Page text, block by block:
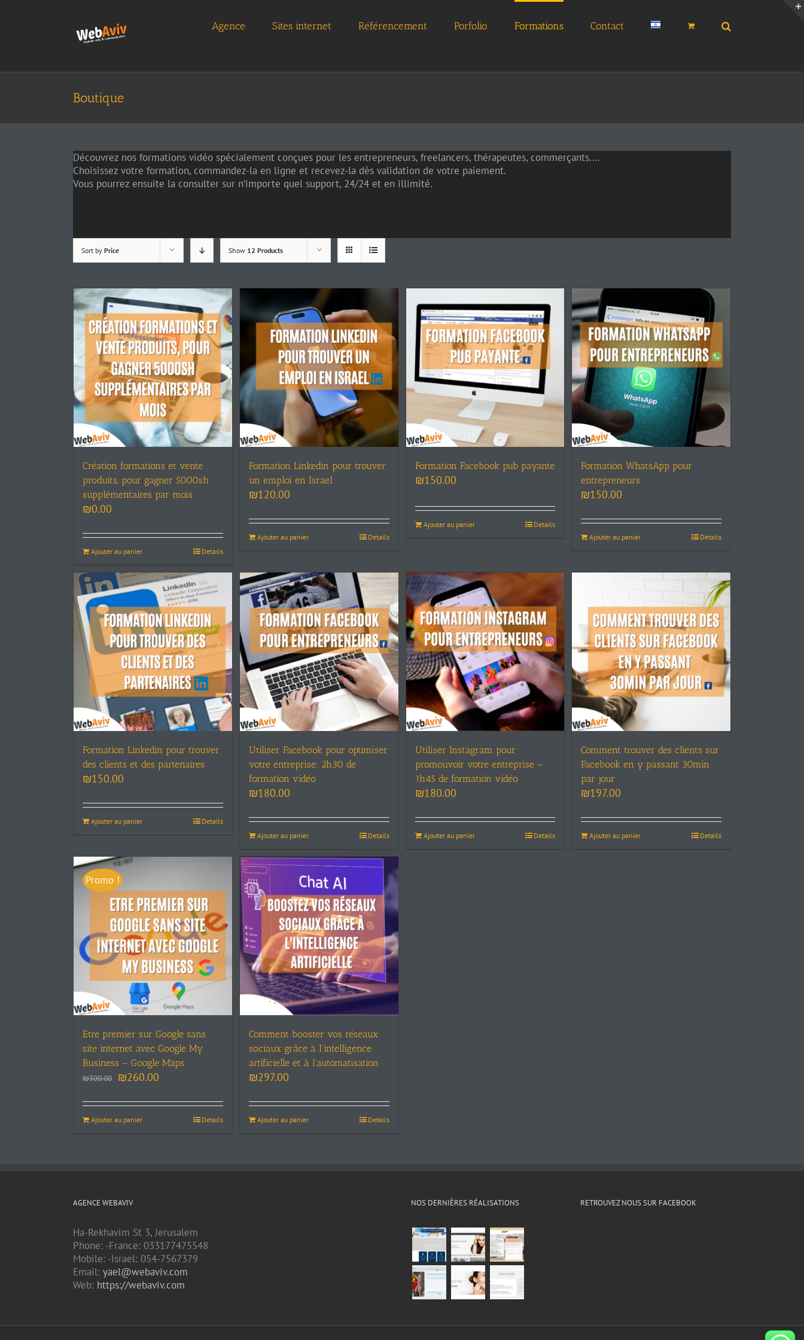
Agence Sites internet Référencement Porfolio Formations Contact
Boutique
Découvrez nos formations vidéo spécialement conçues pour les entrepreneurs, freelancers, thérapeutes, commerçants….
Choisissez votre formation, commandez-la en ligne et recevez-la dès validation de votre paiement.
Vous pourrez ensuite la consulter sur n’importe quel support, 24/24 et en illimité.
Sort by Price Show 12 Products
Création formations et vente
produits, pour gagner 5000sh
supplémentaires par mois
₪0.00
Ajouter au panier Details
Formation Linkedin pour trouver
un emploi en Israel
₪120.00
Ajouter au panier Details
Formation Facebook pub payante
₪150.00
Ajouter au panier Details
Formation WhatsApp pour
entrepreneurs
₪150.00
Ajouter au panier Details
Formation Linkedin pour trouver
des clients et des partenaires
₪150.00
Ajouter au panier Details
Utiliser Facebook pour optimiser
votre entreprise: 2h30 de
formation vidéo
₪180.00
Ajouter au panier Details
Utiliser Instagram pour
promouvoir votre entreprise –
1h45 de formation vidéo
₪180.00
Ajouter au panier Details
Comment trouver des clients sur
Facebook en y passant 30min
par jour
₪197.00
Ajouter au panier Details
Promo !
Etre premier sur Google sans
site internet avec Google My
Business – Google Maps
₪300.00 ₪260.00
Ajouter au panier Details
Comment booster vos réseaux
sociaux grâce à l’intelligence
artificielle et à l’automatisation
₪297.00
Ajouter au panier Details
AGENCE WEBAVIV
Ha-Rekhavim St 3, Jerusalem
Phone: -France: 033177475548
Mobile: -Israel: 054-7567379
Email: yael@webaviv.com
Web: https://webaviv.com
NOS DERNIÈRES RÉALISATIONS RETROUVEZ NOUS SUR FACEBOOK